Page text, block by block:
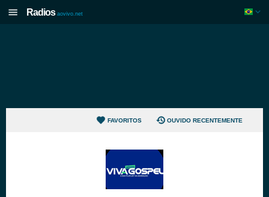
Radios aovivo.net
FAVORITOS OUVIDO RECENTEMENTE